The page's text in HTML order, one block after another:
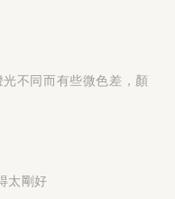
不同而有些微色差，顏
太剛好